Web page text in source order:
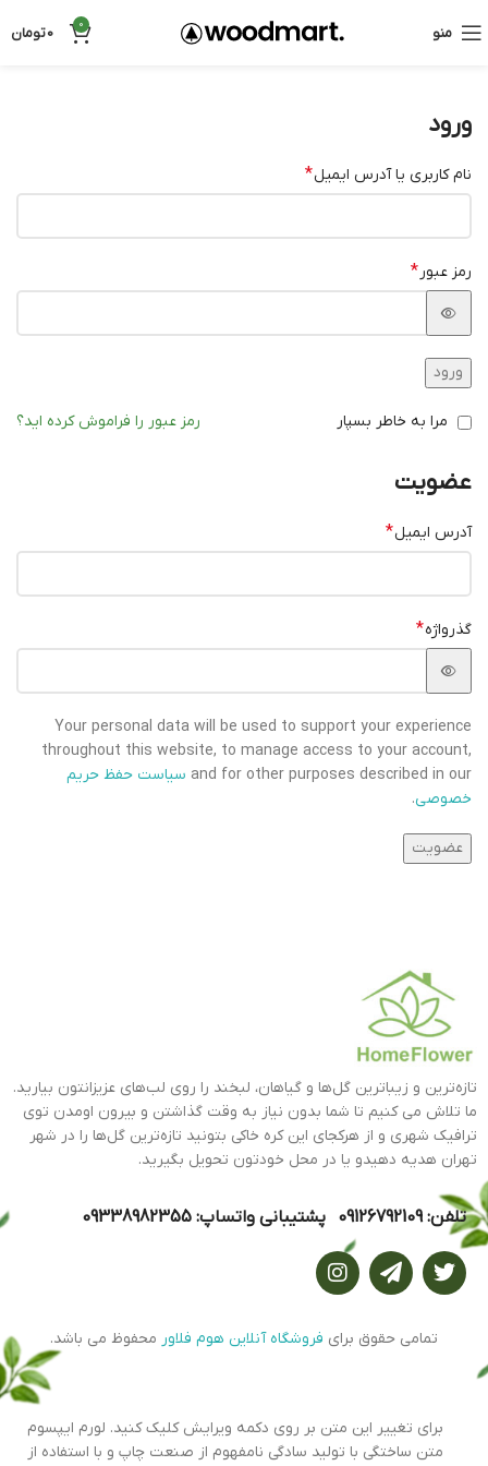
منو 0
0تومان
ورود
نام کاربری یا آدرس ایمیل*
رمز عبور*
ورود
رمز عبور را فراموش کرده اید؟ مرا به خاطر بسپار
عضویت
آدرس ایمیل*
گذرواژه*
Your personal data will be used to support your experience
throughout this website, to manage access to your account,
and for other purposes described in our سیاست حفظ حریم
خصوصی.
عضویت
تازه‌ترین و زیباترین گل‌ها و گیاهان، لبخند را روی لب‌های عزیزانتون بیارید.
ما تلاش می کنیم تا شما بدون نیاز به وقت گذاشتن و بیرون اومدن توی
ترافیک شهری و از هرکجای این کره خاکی بتونید تازه‌ترین گل‌ها را در شهر
تهران هدیه دهیدو یا در محل خودتون تحویل بگیرید.
تلفن: 09126792109 پشتیبانی واتساپ: 09338982355
تمامی حقوق برای فروشگاه آنلاین هوم فلاور محفوظ می باشد.
برای تغییر این متن بر روی دکمه ویرایش کلیک کنید. لورم ایپسوم
متن ساختگی با تولید سادگی نامفهوم از صنعت چاپ و با استفاده از